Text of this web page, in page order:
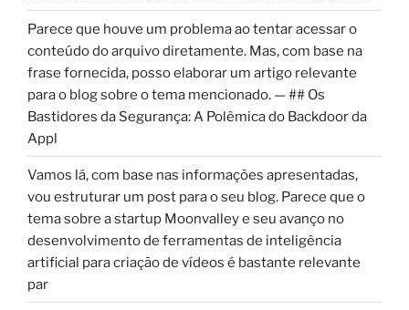
Parece que houve um problema ao tentar acessar o
conteúdo do arquivo diretamente. Mas, com base na
frase fornecida, posso elaborar um artigo relevante
para o blog sobre o tema mencionado. — ## Os
Bastidores da Segurança: A Polêmica do Backdoor da
Appl
Vamos lá, com base nas informações apresentadas,
vou estruturar um post para o seu blog. Parece que o
tema sobre a startup Moonvalley e seu avanço no
desenvolvimento de ferramentas de inteligência
artificial para criação de vídeos é bastante relevante
par